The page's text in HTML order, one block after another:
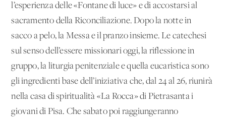
l’esperienza delle «Fontane di luce» e di accostarsi al
sacramento della Riconciliazione. Dopo la notte in
sacco a pelo, la Messa e il pranzo insieme. Le catechesi
sul senso dell’essere missionari oggi, la riflessione in
gruppo, la liturgia penitenziale e quella eucaristica sono
gli ingredienti base dell’iniziativa che, dal 24 al 26, riunirà
nella casa di spiritualità «La Rocca» di Pietrasanta i
giovani di Pisa. Che sabato poi raggiungeranno